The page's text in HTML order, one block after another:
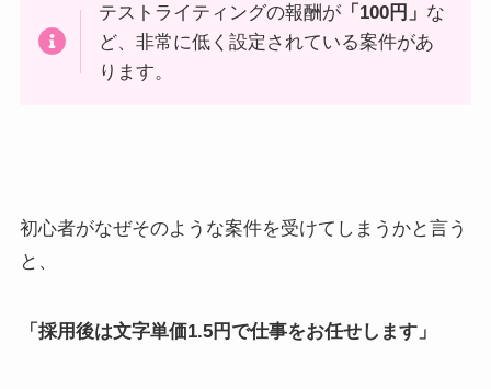
テストライティングの報酬が 「100円」 な
ど、非常に低く設定されている案件があ
ります。
初心者がなぜそのような案件を受けてしまうかと言う
と、
「採用後は文字単価1.5円で仕事をお任せします」